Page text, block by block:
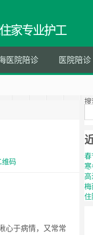
家专业护工
医院陪诊 医院陪诊
维码
心于病情，又常常